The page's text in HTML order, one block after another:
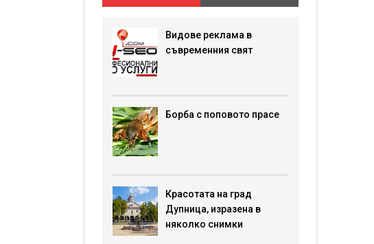
Видове реклама в
съвременния свят
Борба с поповото прасе
Красотата на град
Дупница, изразена в
няколко снимки